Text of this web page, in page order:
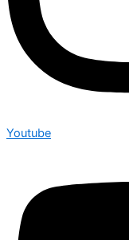
Youtube